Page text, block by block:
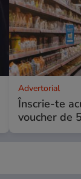
Advertorial
Înscrie-te
voucher de